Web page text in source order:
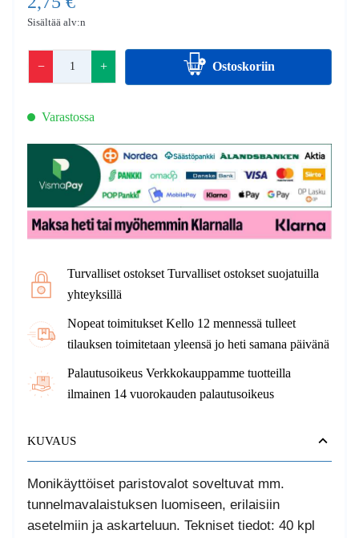
Sisältää alv:n
− + Ostoskoriin
Varastossa
Turvalliset ostokset Turvalliset ostokset suojatuilla
yhteyksillä
Nopeat toimitukset Kello 12 mennessä tulleet
tilauksen toimitetaan yleensä jo heti samana päivänä
Palautusoikeus Verkkokauppamme tuotteilla
ilmainen 14 vuorokauden palautusoikeus
KUVAUS
Monikäyttöiset paristovalot soveltuvat mm.
tunnelmavalaistuksen luomiseen, erilaisiin
asetelmiin ja askarteluun. Tekniset tiedot: 40 kpl